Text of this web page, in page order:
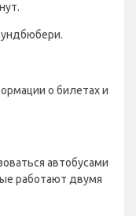
о билетах и
автобусами
работают двумя